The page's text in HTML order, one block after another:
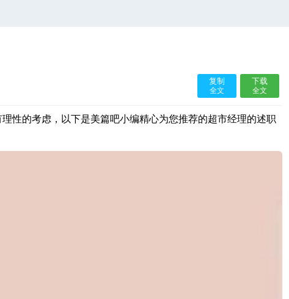
复制
全文
下载
全文
性的考虑，以下是美篇吧小编精心为您推荐的超市经理的述职